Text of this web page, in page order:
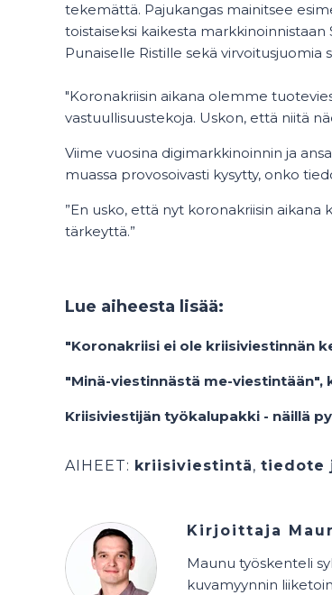
tekemättä. Pajukangas mainitsee
toistaiseksi kaikesta
Punaiselle Ristille sekä virvoitusjuomia
"Koronakriisin aikana olemme
vastuullisuustekoja. Uskon, että niitä
Viime vuosina digimarkkinoinnin ja
muassa provosoivasti kysytty, onko
”En usko, että nyt koronakriisin
tärkeyttä.”
Lue aiheesta lisää:
"Koronakriisi ei ole kriisiviestinnän
"Minä-viestinnästä me-
Kriisiviestijän työkalupakki - näillä
AIHEET: kriisiviestintä, tiedote
Kirjoittaja
Maunu työskenteli
kuvamyynnin